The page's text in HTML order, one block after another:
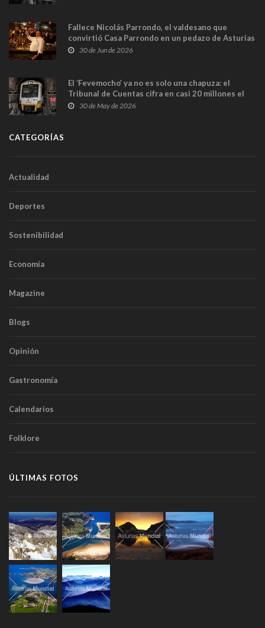
Fallece Nicolás Parrondo, el valdesano que
convirtió Casa Parrondo en un pedazo de Asturias
en Madrid
30 de Jun de 2026
El ‘Fevemocho’ ya no es solo una chapuza: el
Tribunal de Cuentas cifra en casi 20 millones el
sobrecoste de los trenes que no cabían por los
30 de May de 2026
CATEGORÍAS
Actualidad
Deportes
Sostenibilidad
Economía
Magazine
Blogs
Opinión
Gastronomía
Calendarios
Folklore
ÚLTIMAS FOTOS